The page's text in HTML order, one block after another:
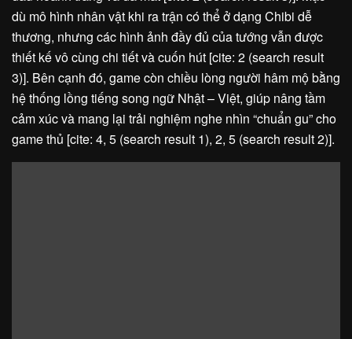
dù mô hình nhân vật khi ra trận có thể ở dạng Chibi dễ
thương, nhưng các hình ảnh đầy đủ của tướng vẫn được
thiết kế vô cùng chi tiết và cuốn hút [cite: 2 (search result
3)]. Bên cạnh đó, game còn chiều lòng người hâm mộ bằng
hệ thống lồng tiếng song ngữ Nhật – Việt, giúp nâng tầm
cảm xúc và mang lại trải nghiệm nghe nhìn “chuẩn gu” cho
game thủ [cite: 4, 5 (search result 1), 2, 5 (search result 2)].